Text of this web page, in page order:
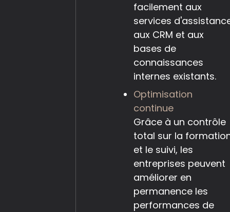
facilement aux
services
aux CRM et aux
bases de
connaissances
internes existants.
Optimisation
continue
Grâce à un contrôle
total sur la
et le suivi, les
entreprises peuvent
améliorer en
permanence les
performances de